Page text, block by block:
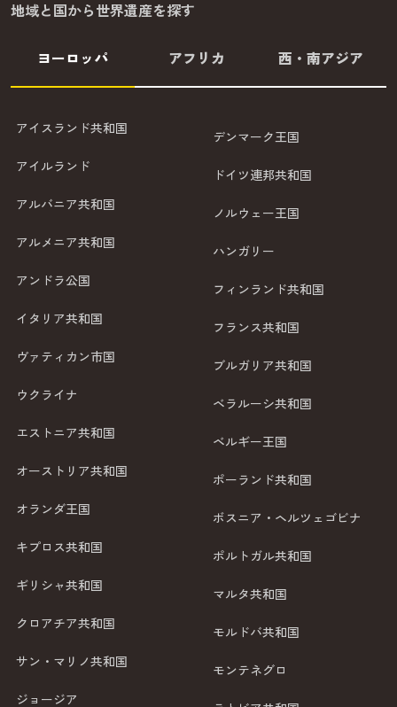
地域と国から世界遺産を探す
ヨーロッパ アフリカ 西・南アジア
アイスランド共和国
アイルランド
アルバニア共和国
アルメニア共和国
アンドラ公国
イタリア共和国
ヴァティカン市国
ウクライナ
エストニア共和国
オーストリア共和国
オランダ王国
キプロス共和国
ギリシャ共和国
クロアチア共和国
サン・マリノ共和国
ジョージア
デンマーク王国
ドイツ連邦共和国
ノルウェー王国
ハンガリー
フィンランド共和国
フランス共和国
ブルガリア共和国
ベラルーシ共和国
ベルギー王国
ポーランド共和国
ボスニア・ヘルツェゴビナ
ポルトガル共和国
マルタ共和国
モルドバ共和国
モンテネグロ